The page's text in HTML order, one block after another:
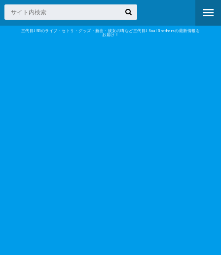
三代目JSBのライブ・セトリ・グッズ・新曲・彼女の噂など三代目J Soul Brothersの最新情報を
お届け！